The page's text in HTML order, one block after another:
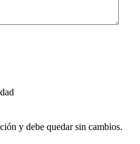
y debe quedar sin cambios.